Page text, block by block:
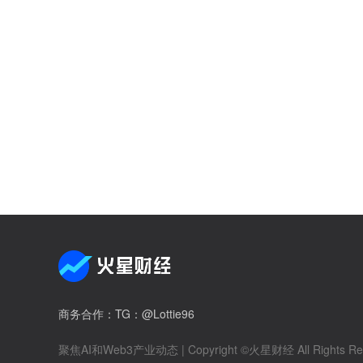
商务合作 ：TG：@Lottie96
聚焦AI和Web3产业动态 | Copyright ©火星财经 All Rights